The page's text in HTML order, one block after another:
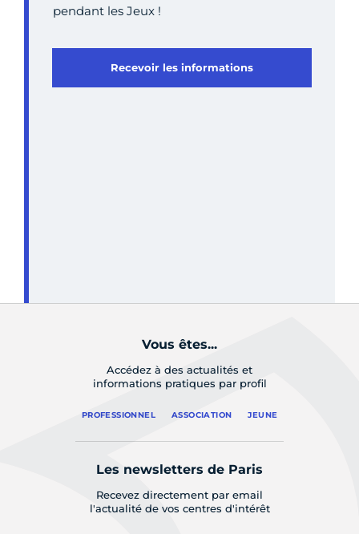
pendant les Jeux !
Recevoir les informations
Vous êtes...
Accédez à des actualités et
informations pratiques par profil
PROFESSIONNEL ASSOCIATION JEUNE
Les newsletters de Paris
Recevez directement par email
l'actualité de vos centres d'intérêt